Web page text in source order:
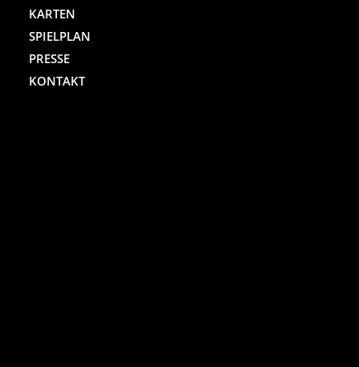
KARTEN
SPIELPLAN
PRESSE
KONTAKT